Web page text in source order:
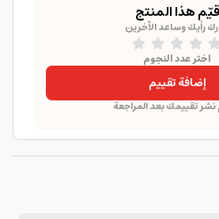
قيّم هذا المنتج
رأيك وساعد الآخرين
اختر عدد النجوم
إضافة تقييم
تقييمك بعد المراجعة